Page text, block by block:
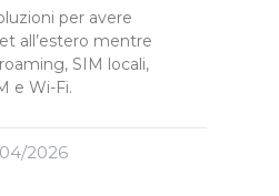
per avere
all’estero mentre
SIM locali,
e Wi-Fi.
2026